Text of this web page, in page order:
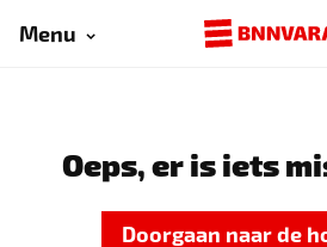
Menu
Oeps, er is iets
Doorgaan naar de